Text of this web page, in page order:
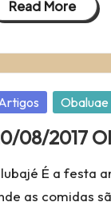
Read More
Obaluae
08/2017
É a festa
as comidas